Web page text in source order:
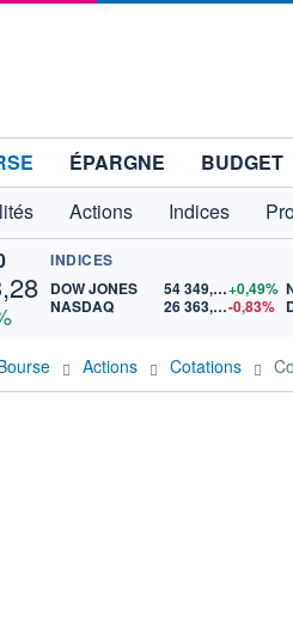
ÉPARGNE BUDGET
Actions Indices
INDICES
DOW JONES
54 349,12+0,49%
NASDAQ
26 363,44-0,83%
Actions Cotations